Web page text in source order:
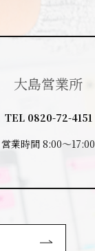
大島営業所
TEL 0820-72-4151
営業時間 8:00～17:00